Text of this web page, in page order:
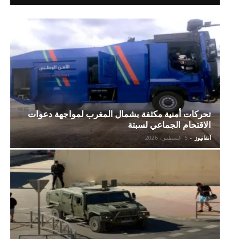
تحركات أمنية مكثفة بشمال المغرب لمواجهة دعوات
الاقتحام الجماعي لسبتة
آنفانيوز - 6 أغسطس، 2026